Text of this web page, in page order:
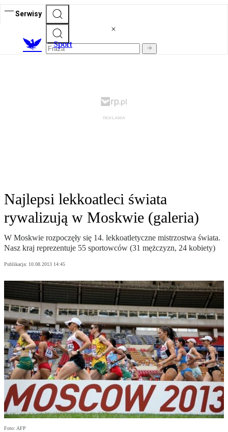
Serwisy
Sport
Najlepsi lekkoatleci świata
rywalizują w Moskwie (galeria)
W Moskwie rozpoczęły się 14. lekkoatletyczne mistrzostwa świata.
Nasz kraj reprezentuje 55 sportowców (31 mężczyzn, 24 kobiety)
Publikacja: 10.08.2013 14:45
Foto: AFP